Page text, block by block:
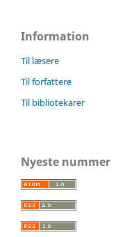
Information
Til læsere
Til forfattere
Til bibliotekarer
Nyeste nummer